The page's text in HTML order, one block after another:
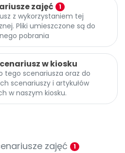
zajęć 1
z wykorzystaniem tej
Pliki umieszczone są do
pobrania
w kiosku
tego scenariusza oraz do
scenariuszy i artykułów
w naszym kiosku.
zajęć 1